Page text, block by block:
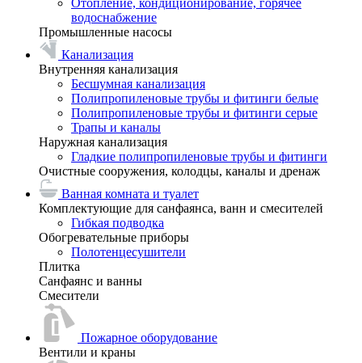
Отопление, кондиционирование, горячее
водоснабжение
Промышленные насосы
Канализация
Внутренняя канализация
Бесшумная канализация
Полипропиленовые трубы и фитинги белые
Полипропиленовые трубы и фитинги серые
Трапы и каналы
Наружная канализация
Гладкие полипропиленовые трубы и фитинги
Очистные сооружения, колодцы, каналы и дренаж
Ванная комната и туалет
Комплектующие для санфаянса, ванн и смесителей
Гибкая подводка
Обогревательные приборы
Полотенцесушители
Плитка
Санфаянс и ванны
Смесители
Пожарное оборудование
Вентили и краны